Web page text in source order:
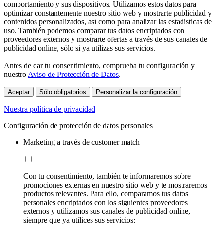
comportamiento y sus dispositivos. Utilizamos estos datos para
optimizar constantemente nuestro sitio web y mostrarte publicidad y
contenidos personalizados, así como para analizar las estadísticas de
uso. También podemos comparar tus datos encriptados con
proveedores externos y mostrarte ofertas a través de sus canales de
publicidad online, sólo si ya utilizas sus servicios.
Antes de dar tu consentimiento, comprueba tu configuración y
nuestro Aviso de Protección de Datos.
Aceptar Sólo obligatorios Personalizar la configuración
Nuestra política de privacidad
Configuración de protección de datos personales
Marketing a través de customer match
Con tu consentimiento, también te informaremos sobre
promociones externas en nuestro sitio web y te mostraremos
productos relevantes. Para ello, comparamos tus datos
personales encriptados con los siguientes proveedores
externos y utilizamos sus canales de publicidad online,
siempre que ya utilices sus servicios: